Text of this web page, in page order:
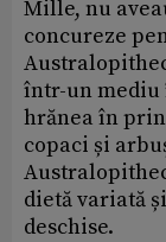
Mille, nu
concureze
într-un mediu
hrănea în
copaci și
dietă variată
deschise.